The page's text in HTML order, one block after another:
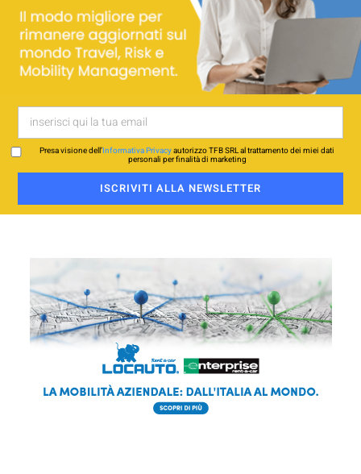
Presa visione dell’Informativa Privacyautorizzo TFB SRL al trattamento dei miei dati
personali per finalità di marketing
ISCRIVITI ALLA NEWSLETTER